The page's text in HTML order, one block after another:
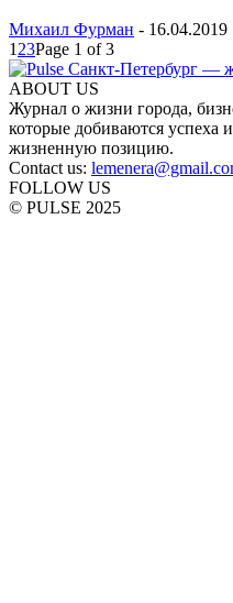
Михаил Фурман - 16.04.2019
1 23Page 1 of 3
ABOUT US
Журнал о жизни города,
которые добиваются успеха
жизненную позицию.
Contact us:
FOLLOW US
© PULSE 2025